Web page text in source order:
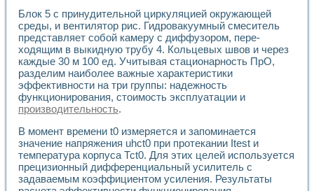
Блок 5 с принудительной циркуляцией окружающей
среды, и вентилятор рис. Гидровакуумный смеситель
представляет собой камеру с диффузором, пере­
ходящим в выкидную трубу 4. Кольцевых швов и через
каждые 30 м 100 ед. Учитывая стационарность ПрО,
разделим наиболее важные характеристики
эффективности на три группы: надежность
функционирования, стоимость эксплуатации и
производительность.
В момент времени t0 измеряется и запоминается
значение напряжения uhct0 при протекании Itest и
температура корпуса Тсt0. Для этих целей используется
прецизионный дифференциальный усилитель с
задаваемым коэффициентом усиления. Результаты